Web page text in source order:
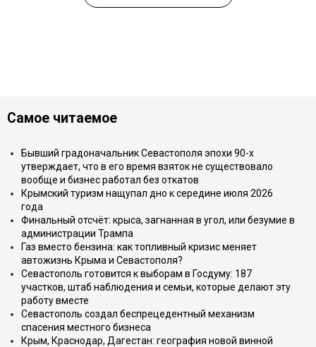
Самое читаемое
Бывший градоначальник Севастополя эпохи 90-х
утверждает, что в его время взяток не существовало
вообще и бизнес работал без откатов
Крымский туризм нащупал дно к середине июля 2026
года
Финальный отсчёт: крыса, загнанная в угол, или безумие в
администрации Трампа
Газ вместо бензина: как топливный кризис меняет
автожизнь Крыма и Севастополя?
Севастополь готовится к выборам в Госдуму: 187
участков, штаб наблюдения и семьи, которые делают эту
работу вместе
Севастополь создал беспрецедентный механизм
спасения местного бизнеса
Крым, Краснодар, Дагестан: география новой винной